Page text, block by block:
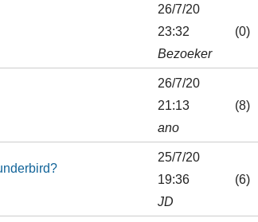
26/7/20
23:32
Bezoeker
(0)
26/7/20
21:13
ano
(8)
25/7/20
19:36
JD
(6)